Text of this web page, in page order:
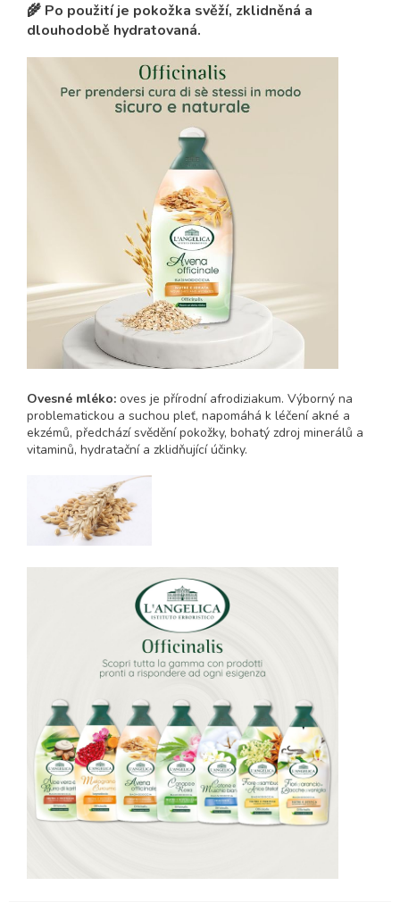
🌾 Po použití je pokožka svěží, zklidněná a
dlouhodobě hydratovaná.
Ovesné mléko: oves je přírodní afrodiziakum. Výborný na
problematickou a suchou pleť, napomáhá k léčení akné a
ekzémů, předchází svědění pokožky, bohatý zdroj minerálů a
vitaminů, hydratační a zklidňující účinky.